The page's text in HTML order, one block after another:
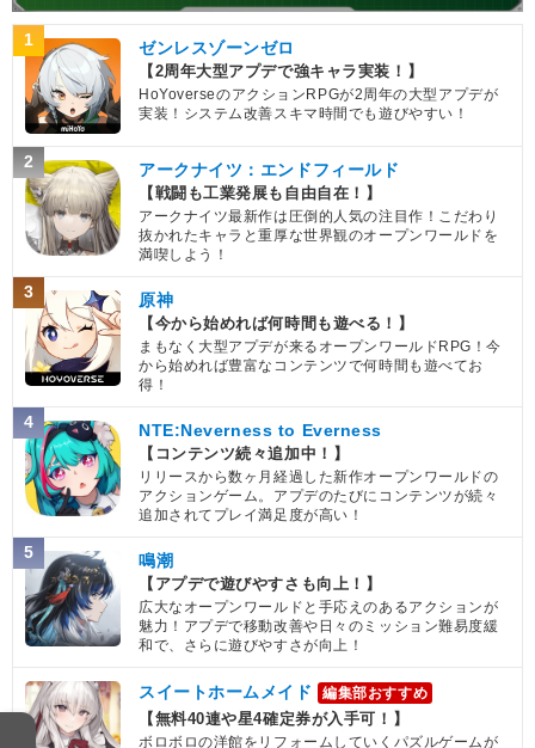
1 ゼンレスゾーンゼロ
【2周年大型アプデで強キャラ実装！】
HoYoverseのアクションRPGが2周年の大型アプデが
実装！システム改善スキマ時間でも遊びやすい！
2 アークナイツ：エンドフィールド
【戦闘も工業発展も自由自在！】
アークナイツ最新作は圧倒的人気の注目作！こだわり
抜かれたキャラと重厚な世界観のオープンワールドを
満喫しよう！
3 原神
【今から始めれば何時間も遊べる！】
まもなく大型アプデが来るオープンワールドRPG！今
から始めれば豊富なコンテンツで何時間も遊べてお
得！
4 NTE:Neverness to Everness
【コンテンツ続々追加中！】
リリースから数ヶ月経過した新作オープンワールドの
アクションゲーム。アプデのたびにコンテンツが続々
追加されてプレイ満足度が高い！
5 鳴潮
【アプデで遊びやすさも向上！】
広大なオープンワールドと手応えのあるアクションが
魅力！アプデで移動改善や日々のミッション難易度緩
和で、さらに遊びやすさが向上！
スイートホームメイド 編集部おすすめ
【無料40連や星4確定券が入手可！】
ボロボロの洋館をリフォームしていくパズルゲームが